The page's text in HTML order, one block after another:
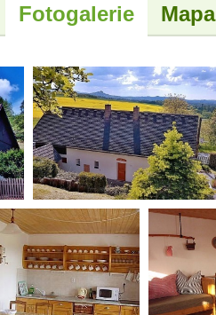
Fotogalerie Mapa